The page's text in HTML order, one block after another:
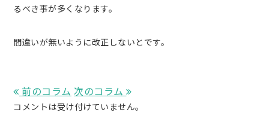
るべき事が多くなります。
間違いが無いように改正しないとです。
前のコラム 次のコラム
コメントは受け付けていません。